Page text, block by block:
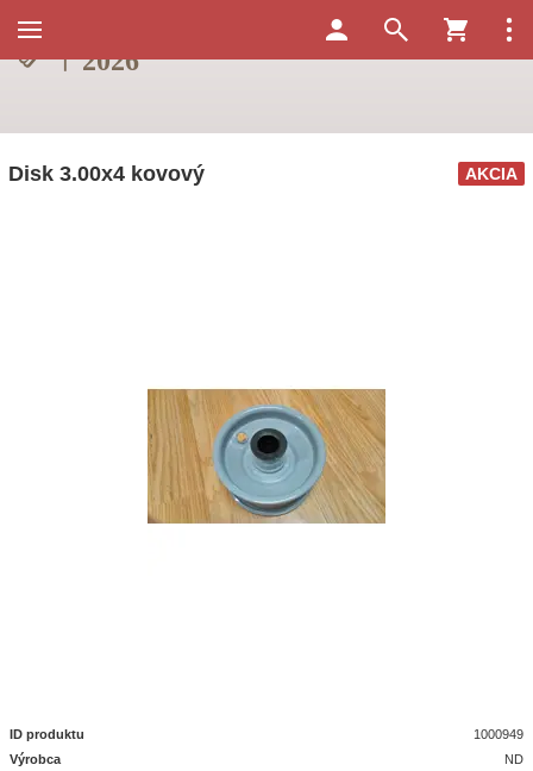
AKCIA
Disk 3.00x4 kovový
ID produktu
1000949
Výrobca
ND